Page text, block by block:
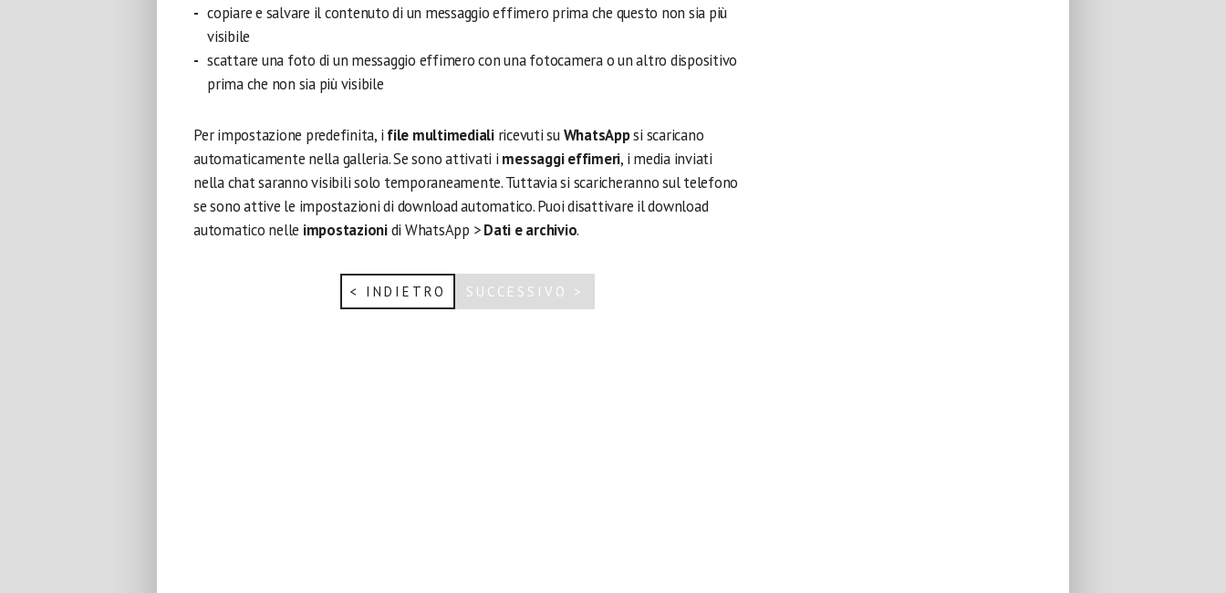
copiare e salvare il contenuto di un messaggio effimero prima che questo non sia più
visibile
scattare una foto di un messaggio effimero con una fotocamera o un altro dispositivo
prima che non sia più visibile
Per impostazione predefinita, i file multimedialiricevuti suWhatsAppsi scaricano
automaticamente nella galleria. Se sono attivati i messaggi effimeri, i media inviati
nella chat saranno visibili solo temporaneamente. Tuttavia si scaricheranno sul telefono
se sono attive le impostazioni di download automatico. Puoi disattivare il download
automatico nelle impostazionidi WhatsApp >Dati e archivio.
< INDIETRO SUCCESSIVO >